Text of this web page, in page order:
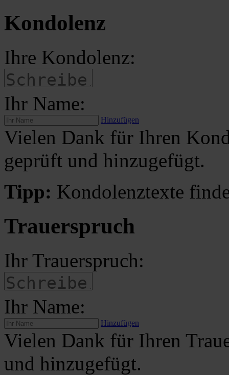
Kondolenz
Ihre Kondolenz:
Ihr Name:
Hinzufügen
Vielen Dank für Ihren
geprüft und hinzugefügt.
Tipp: Kondolenztexte
Trauerspruch
Ihr Trauerspruch:
Ihr Name:
Hinzufügen
Vielen Dank für Ihren
und hinzugefügt.